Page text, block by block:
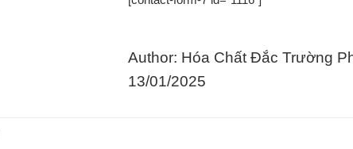
Author: Hóa Chất Đắc Trường
13/01/2025